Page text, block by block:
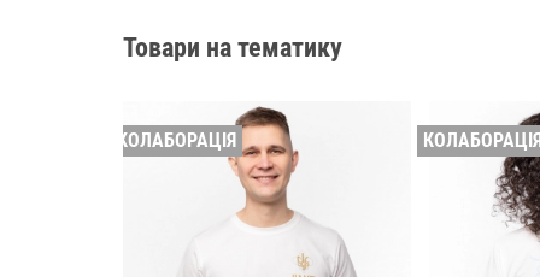
Товари на тематику
КОЛАБОРАЦІЯ